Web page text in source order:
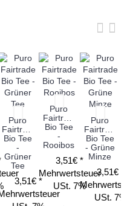
Puro
Fairtrade
Bio Tee
-
Grüner
Tee
3,51€ *
Puro
Fairtrade
Bio Tee
-
Rooibos
3,51€ *
Mehrwertsteuer
USt. 7%
Puro
Fairtrade
Bio Tee
- Grüne
Minze
3,51€ *
USt. 7%